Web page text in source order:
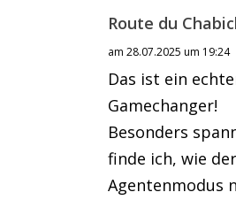
Route du
am 28.07.2025 um 19:24
Das ist ein
Gamechanger!
Besonders
finde ich, wie der
Agentenmodus